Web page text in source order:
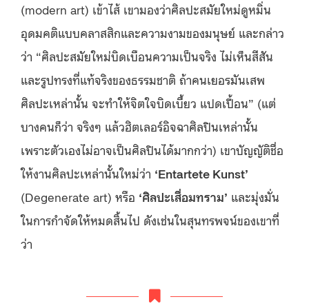
(modern art) เข้าไส้ เขามองว่าศิลปะสมัยใหม่ดูหมิ่น
อุดมคติแบบคลาสสิกและความงามของมนุษย์ และกล่าว
ว่า “ศิลปะสมัยใหม่บิดเบือนความเป็นจริง ไม่เห็นสีสัน
และรูปทรงที่แท้จริงของธรรมชาติ ถ้าคนเยอรมันเสพ
ศิลปะเหล่านั้น จะทำให้จิตใจบิดเบี้ยว แปดเปื้อน” (แต่
บางคนก็ว่า จริงๆ แล้วฮิตเลอร์อิจฉาศิลปินเหล่านั้น
เพราะตัวเองไม่อาจเป็นศิลปินได้มากกว่า) เขาบัญญัติชื่อ
ให้งานศิลปะเหล่านั้นใหม่ว่า ‘Entartete Kunst’
(Degenerate art) หรือ ‘ศิลปะเสื่อมทราม’ และมุ่งมั่น
ในการกำจัดให้หมดสิ้นไป ดังเช่นในสุนทรพจน์ของเขาที่
ว่า